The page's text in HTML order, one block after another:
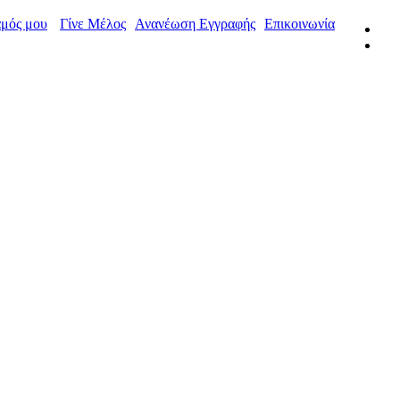
μου Γίνε Μέλος Ανανέωση Εγγραφής Επικοινωνία